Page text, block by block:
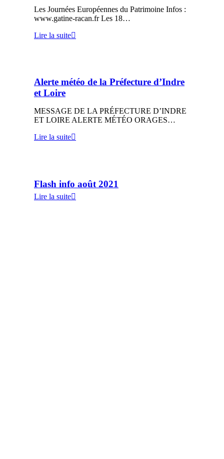
Les Journées Européennes du Patrimoine Infos :
www.gatine-racan.fr Les 18…
Lire la suite
Alerte météo de la Préfecture d’Indre
et Loire
MESSAGE DE LA PRÉFECTURE D’INDRE
ET LOIRE ALERTE MÉTÉO ORAGES…
Lire la suite
Flash info août 2021
Lire la suite